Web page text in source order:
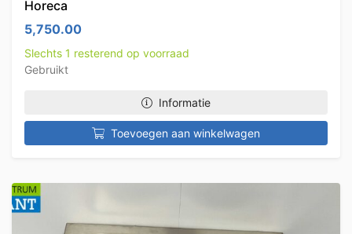
Horeca
5,750.00
Slechts 1 resterend op voorraad
Gebruikt
Informatie
Toevoegen aan winkelwagen